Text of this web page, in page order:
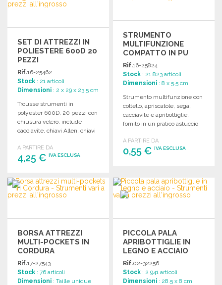
SET DI ATTREZZI IN
POLIESTERE 600D 20
PEZZI
Rif.16-25462
Stock : 21 articoli
Dimensioni : 2 x 29 x 23.5 cm
Trousse strumenti in
polyester 600D, 20 pezzi con
chiusura velcro, include
cacciavite, chiavi Allen, chiavi
A PARTIRE DA
4,25 € IVA ESCLUSA
ORDINARE
Richiedi un preventivo
STRUMENTO
MULTIFUNZIONE
COMPATTO IN PU
Rif.16-25824
Stock : 21 823 articoli
Dimensioni : 8 x 5.5 cm
Strumento multifunzione con
coltello, apriscatole, sega,
cacciavite e apribottiglie,
fornito in un pratico astuccio
A PARTIRE DA
0,55 €IVA ESCLUSA
Richiedi un preventivo
BORSA ATTREZZI
MULTI-POCKETS IN
CORDURA
Rif.17-27543
Stock : 76 articoli
Dimensioni : Taille unique
PICCOLA PALA
APRIBOTTIGLIE IN
LEGNO E ACCIAIO
Rif.02-32256
Stock : 2 941 articoli
Dimensioni : 28.5 x 8 cm